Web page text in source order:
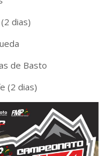
dias)
de Basto
(2 dias)